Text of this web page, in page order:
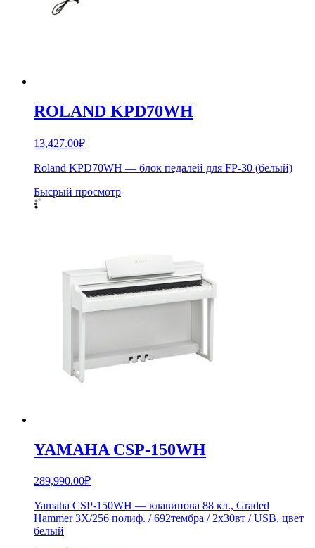
ROLAND KPD70WH
13,427.00₽
Roland KPD70WH — блок педалей для FP-30 (белый)
Бысрый просмотр
YAMAHA CSP-150WH
289,990.00₽
Yamaha CSP-150WH — клавинова 88 кл., Graded
Hammer 3X/256 полиф. / 692тембра / 2х30вт / USB, цвет
белый